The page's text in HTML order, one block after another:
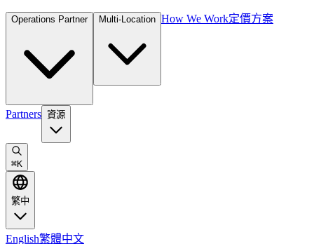
Operations Partner Multi-Location How We Work定價方案
Partners 資源
⌘K
繁中
English繁體中文